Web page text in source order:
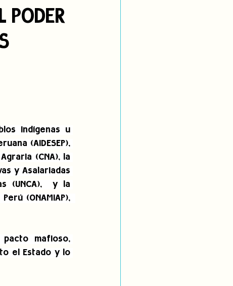
PODER
indígenas u
(AIDESEP),
(CNA), la
y Asalariadas
(UNCA),
pacto mafioso,
el Estado y lo